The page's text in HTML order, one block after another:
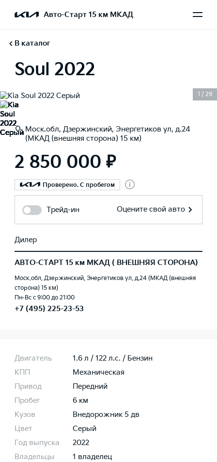
Авто-Старт 15 км МКАД
В каталог
Soul 2022
1 / 29
Моск.обл, Дзержинский, Энергетиков ул, д.24
(МКАД (внешняя сторона) 15 км)
2 850 000 ₽
Проверено. С пробегом
Трейд-ин Оцените свой авто
Дилер
АВТО-СТАРТ 15 км МКАД ( ВНЕШНЯЯ СТОРОНА)
Моск.обл, Дзержинский, Энергетиков ул, д.24 (МКАД (внешняя
сторона) 15 км)
Пн-Вс с 9:00 до 21:00
+7 (495) 225-23-53
Двигатель
1.6 л / 122 л.c. / Бензин
КПП
Механическая
Привод
Передний
Пробег
6 км
Кузов
Внедорожник 5 дв
Цвет
Серый
Год выпуска
2022
Владельцы
1 владелец